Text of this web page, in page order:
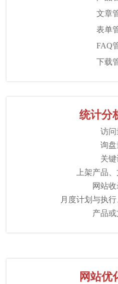
文章
表单
FAQ
下载
统计分
访问
询盘
关键
上架产品
网站
月度计划与执
产品
网站优